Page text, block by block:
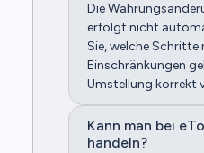
Die
erfolgt nicht
Sie, welche
Einschränkungen
Umstellung korrekt
Kann man bei
handeln?